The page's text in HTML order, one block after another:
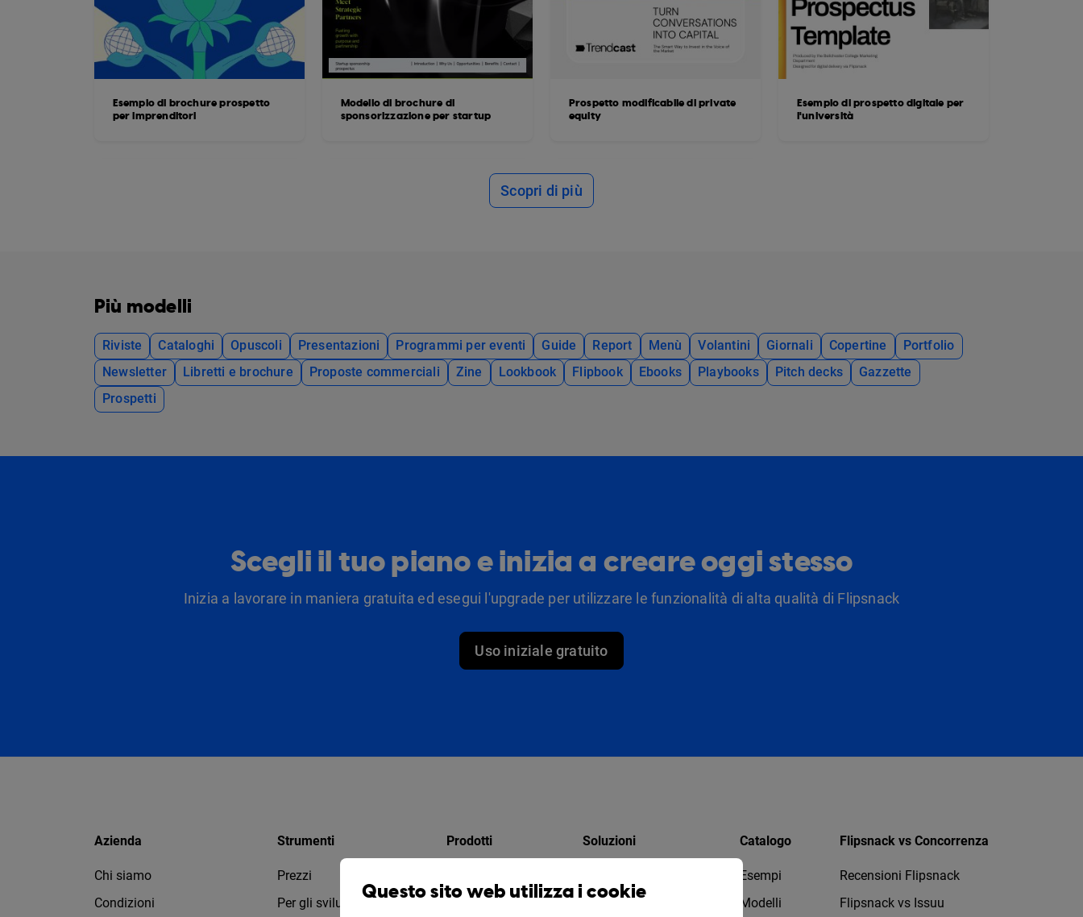
Esempio di brochure prospetto
per imprenditori
Modello di brochure di
sponsorizzazione per startup
Prospetto modificabile di private
equity
Esempio di prospetto digitale per
l'università
Scopri di più
Più modelli
Riviste Cataloghi Opuscoli Presentazioni Programmi per eventi Guide Report Menù Volantini Giornali Copertine
Portfolio
Newsletter
Libretti e brochure Proposte commerciali Zine Lookbook Flipbook Ebooks Playbooks Pitch decks
Gazzette
Prospetti
Scegli il tuo piano e inizia a creare oggi stesso
Inizia a lavorare in maniera gratuita ed esegui l'upgrade per utilizzare le funzionalità di alta qualità di Flipsnack
Uso iniziale gratuito
Azienda
Chi siamo
Condizioni
Strumenti
Prezzi
Per gli sviluppatori
Prodotti
Libreria virtuale
Soluzioni
Per le aziende
Catalogo
Esempi
Modelli
Flipsnack vs Concorrenza
Recensioni Flipsnack
Flipsnack vs Issuu
Questo sito web utilizza i cookie